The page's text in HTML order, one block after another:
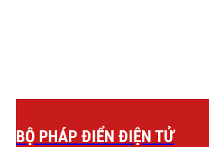
BỘ PHÁP ĐIỂN ĐIỆN TỬ